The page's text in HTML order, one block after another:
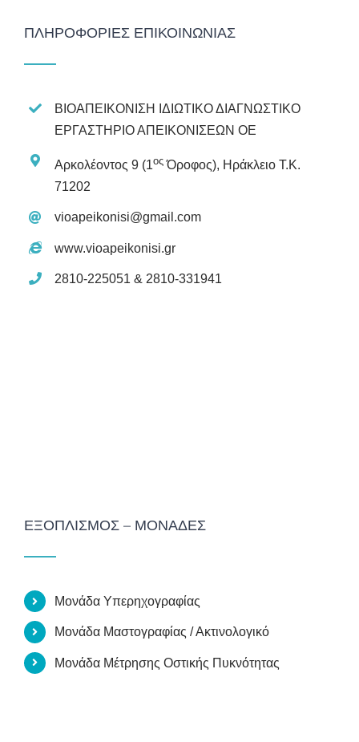
ΠΛΗΡΟΦΟΡΊΕΣ ΕΠΙΚΟΙΝΩΝΊΑΣ
ΒΙΟΑΠΕΙΚΟΝΙΣΗ ΙΔΙΩΤΙΚΟ ΔΙΑΓΝΩΣΤΙΚΟ
ΕΡΓΑΣΤΗΡΙΟ ΑΠΕΙΚΟΝΙΣΕΩΝ ΟΕ
Αρκολέοντος 9 (1ος Όροφος), Ηράκλειο Τ.Κ.
71202
vioapeikonisi@gmail.com
www.vioapeikonisi.gr
2810-225051 & 2810-331941
ΕΞΟΠΛΙΣΜΌΣ – ΜΟΝΆΔΕΣ
Μονάδα Υπερηχογραφίας
Μονάδα Μαστογραφίας / Ακτινολογικό
Μονάδα Μέτρησης Οστικής Πυκνότητας